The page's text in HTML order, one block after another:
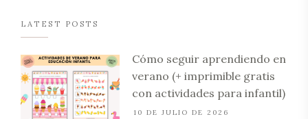
LATEST POSTS
Cómo seguir aprendiendo en
verano (+ imprimible gratis
con actividades para infantil)
10 DE JULIO DE 2026